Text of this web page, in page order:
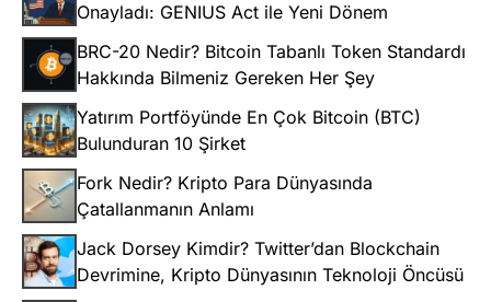
Onayladı: GENIUS Act ile Yeni Dönem
BRC-20 Nedir? Bitcoin Tabanlı Token Standardı
Hakkında Bilmeniz Gereken Her Şey
Yatırım Portföyünde En Çok Bitcoin (BTC)
Bulunduran 10 Şirket
Fork Nedir? Kripto Para Dünyasında
Çatallanmanın Anlamı
Jack Dorsey Kimdir? Twitter’dan Blockchain
Devrimine, Kripto Dünyasının Teknoloji Öncüsü